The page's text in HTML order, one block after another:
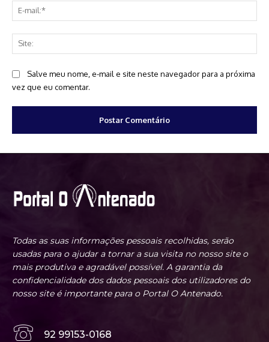
Salve meu nome, e-mail e site neste navegador para a próxima
vez que eu comentar.
Todas as suas informações pessoais recolhidas, serão
usadas para o ajudar a tornar a sua visita no nosso site o
mais produtiva e agradável possível. A garantia da
confidencialidade dos dados pessoais dos utilizadores do
nosso site é importante para o Portal O Antenado.
92 99153-0168